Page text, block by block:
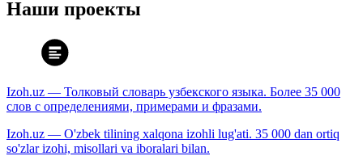
Наши проекты
Izoh.uz — Толковый словарь узбекского языка. Более 35 000
слов с определениями, примерами и фразами.
Izoh.uz — O'zbek tilining xalqona izohli lug'ati. 35 000 dan ortiq
so'zlar izohi, misollari va iboralari bilan.